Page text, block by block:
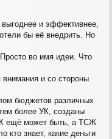
выгоднее и эффективнее,
бы её внедрить. Но
во имя идеи. Что
и со стороны
бюджетов различных
более УК, созданы
ещё может быть, а ТСЖ
кто знает, какие деньги